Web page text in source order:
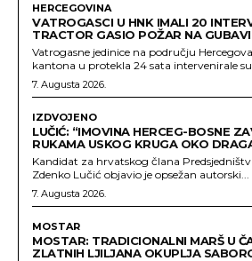
HERCEGOVINA
VATROGASCI U HNK IMALI 20
TRACTOR GASIO POŽAR NA
Vatrogasne jedinice na području
kantona u protekla 24 sata intervenirale su
7. Augusta 2026.
IZDVOJENO
LUČIĆ: “IMOVINA HERCEG-BOSNE
RUKAMA USKOG KRUGA OKO
Kandidat za hrvatskog člana
Zdenko Lučić objavio je opsežan autorski...
7. Augusta 2026.
MOSTAR
MOSTAR: TRADICIONALNI MARŠ U
ZLATNIH LJILJANA OKUPLJA